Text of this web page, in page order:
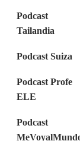
Podcast
Tailandia
Podcast Suiza
Podcast Profe
ELE
Podcast